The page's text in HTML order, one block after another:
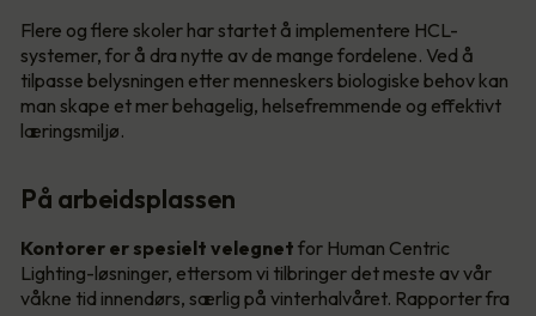
Flere og flere skoler har startet å implementere HCL-
systemer, for å dra nytte av de mange fordelene. Ved å
tilpasse belysningen etter menneskers biologiske behov kan
man skape et mer behagelig, helsefremmende og effektivt
læringsmiljø.
På arbeidsplassen
Kontorer er spesielt velegnet for Human Centric
Lighting-løsninger, ettersom vi tilbringer det meste av vår
våkne tid innendørs, særlig på vinterhalvåret. Rapporter fra